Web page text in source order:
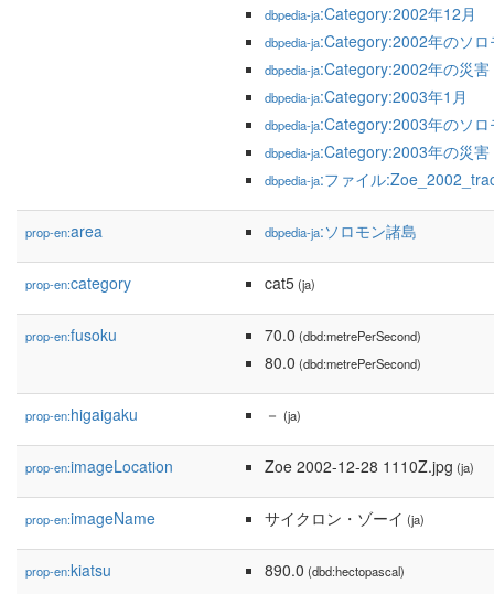
dbpedia-ja:Category:2002年12月
dbpedia-ja:Category:2002年のソ
dbpedia-ja:Category:2002年の災害
dbpedia-ja:Category:2003年1月
dbpedia-ja:Category:2003年のソ
dbpedia-ja:Category:2003年の災害
dbpedia-ja:ファイル
prop-en:area dbpedia-ja:ソロモン諸島
prop-en:category cat5(ja)
prop-en:fusoku 70.0 (dbd:metrePerSecond)
80.0 (dbd:metrePerSecond)
prop-en:higaigaku － (ja)
prop-en:imageLocation Zoe 2002-12-28 1110Z.jpg (ja)
prop-en:imageName サイクロン・ゾーイ (ja)
prop-en:kiatsu 890.0 (dbd:hectopascal)